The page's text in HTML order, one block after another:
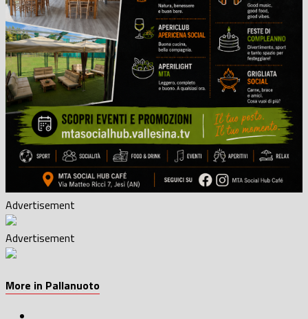
Advertisement
Advertisement
More in Pallanuoto